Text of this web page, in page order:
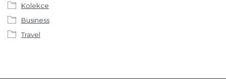
Kolekce
Business
Travel